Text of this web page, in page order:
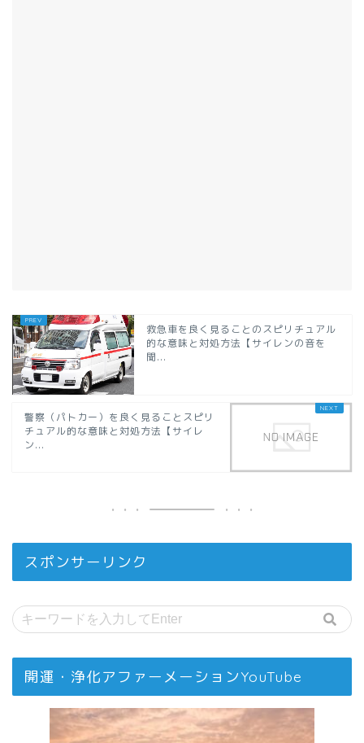
救急車を良く見ることのスピリチュアル
的な意味と対処方法【サイレンの音を
聞...
警察（パトカー）を良く見ることスピリ
チュアル的な意味と対処方法【サイレ
ン...
スポンサーリンク
開運・浄化アファーメーションYouTube